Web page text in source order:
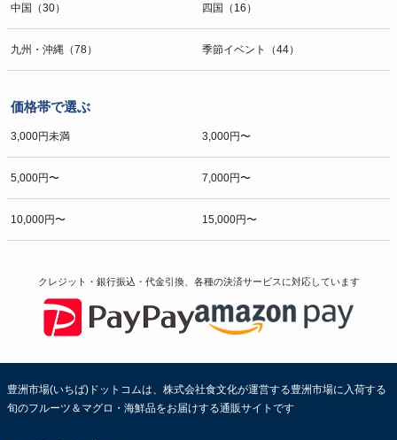
中国（30） 四国（16）
九州・沖縄（78） 季節イベント（44）
価格帯で選ぶ
3,000円未満 3,000円〜
5,000円〜 7,000円〜
10,000円〜 15,000円〜
クレジット・銀行振込・代金引換、各種の決済サービスに対応しています
豊洲市場(いちば)ドットコムは、株式会社食文化が運営する豊洲市場に入荷する
旬のフルーツ＆マグロ・海鮮品をお届けする通販サイトです